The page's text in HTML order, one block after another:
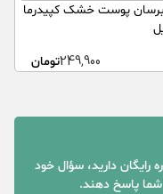
پوست خشک کپیدرما
249,900تومان
رایگان دارید، سؤال خود
شما پاسخ دهند.